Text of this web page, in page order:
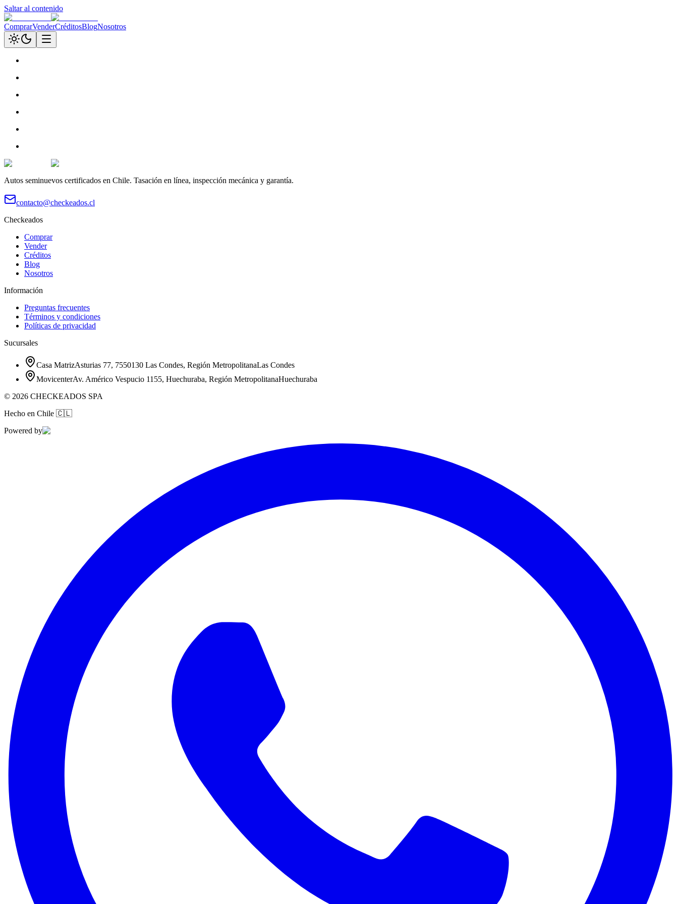
Saltar al contenido
ComprarVenderCréditosBlogNosotros
Autos seminuevos certificados en Chile. Tasación en línea, inspección mecánica y garantía.
contacto@checkeados.cl
Checkeados
Comprar
Vender
Créditos
Blog
Nosotros
Información
Preguntas frecuentes
Términos y condiciones
Políticas de privacidad
Sucursales
Casa MatrizAsturias 77, 7550130 Las Condes, Región MetropolitanaLas Condes
MovicenterAv. Américo Vespucio 1155, Huechuraba, Región MetropolitanaHuechuraba
© 2026 CHECKEADOS SPA
Hecho en Chile 🇨🇱
Powered by